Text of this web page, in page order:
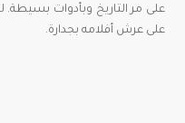
على مر التاريخ وبأدوات بسيطة.
على عرش أفلامه بجدارة.